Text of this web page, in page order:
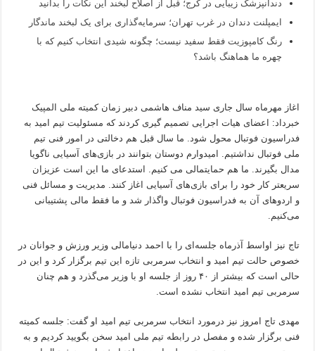
دندانپزشک زیبایی در کرج؛ قبل از اصلاح لبخند این نکات را بدانید
ایمپلنت دندان در غرب تهران؛ سرمایه‌گذاری برای یک لبخند ماندگار
رنگ کامپوزیت فقط سفید نیست؛ چگونه شیدی انتخاب کنیم که با
چهره ما هماهنگ باشد؟
اغاز مهرماه سال جاری سید مناف هاشمی دبیر زمان کمیته ملی المپیک
خبرداد: اعضای هیات اجرایی تصمیم گیری کردند که مسئولیت تیم امید به
فدراسیون فوتبال محول شود. ما سال قبل هم دخالتی در امور فنی تیم
ملی فوتبال نداشتیم. امیدوارم دوستان بتوانند در بازی‌های آسیایی ناگویا
مدال بگیرند. ما هم حمایتمالی می کنیم. استدعای ما این است عزیزان
سریعتر کار خود را برای بازی‌های آسیایی اغاز کنند. مدیریت و مسائل فنی
و اردو‌های آن به فدراسیون فوتبال واگذار شد و ما فقط مالی پشتیبانی
می‌کنیم.
تاج نیز اواسط آذرماه جلسه‌ای را با احمد دنیامالی وزیر ورزش و جوانان در
خصوص حالت تیم امید و انتخاب سرمربی تازه این تیم برگزار کرد و این در
حالی است که بیشتر از ۴۰ روز از جلسه او با وزیر می‌گذرد و هم چنان
سرمربی تیم امید انتخاب نشده است.
مهدی تاج امروز نیز درمورد انتخاب سرمربی تیم امید او گفت: جلسه کمیته
فنی برگزار شده و مفصل در رابطه تیم ملی امید سخن بگویید کردیم و به